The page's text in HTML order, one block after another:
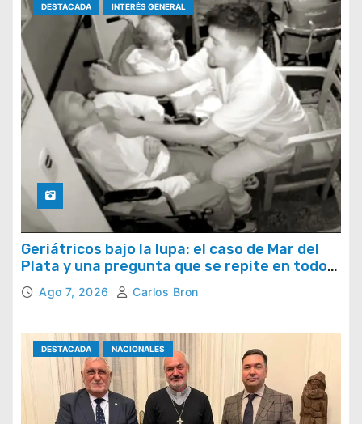
DESTACADA INTERÉS GENERAL
Geriátricos bajo la lupa: el caso de Mar del
Plata y una pregunta que se repite en todo
el país
Ago 7, 2026 Carlos Bron
DESTACADA NACIONALES